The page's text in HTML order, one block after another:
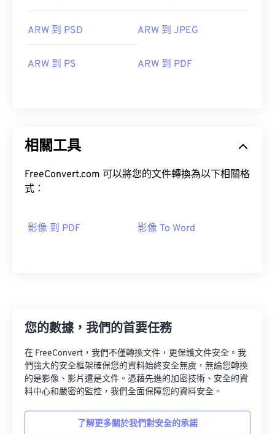
ARW 到 PSD ARW 到 JPEG
ARW 到 PS ARW 到 PDF
相關工具
FreeConvert.com 可以將您的文件轉換為以下相關格
式：
影像 到 PDF 影像 To Word
您的數據，我們的首要任務
在 FreeConvert，我們不僅轉換文件，更保護文件安全。我
們強大的安全框架確保您的資料始終安全無虞，無論您轉換
的是影像、影片還是文件。憑藉先進的加密技術、安全的資
料中心和嚴密的監控，我們全面保障您的資料安全。
了解更多關於我們對安全的承諾